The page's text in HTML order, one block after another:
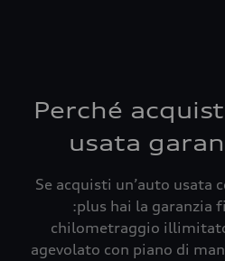
Perché
usata
Se acquisti un’auto usata
:plus hai la garanzia
chilometraggio
agevolato con piano di